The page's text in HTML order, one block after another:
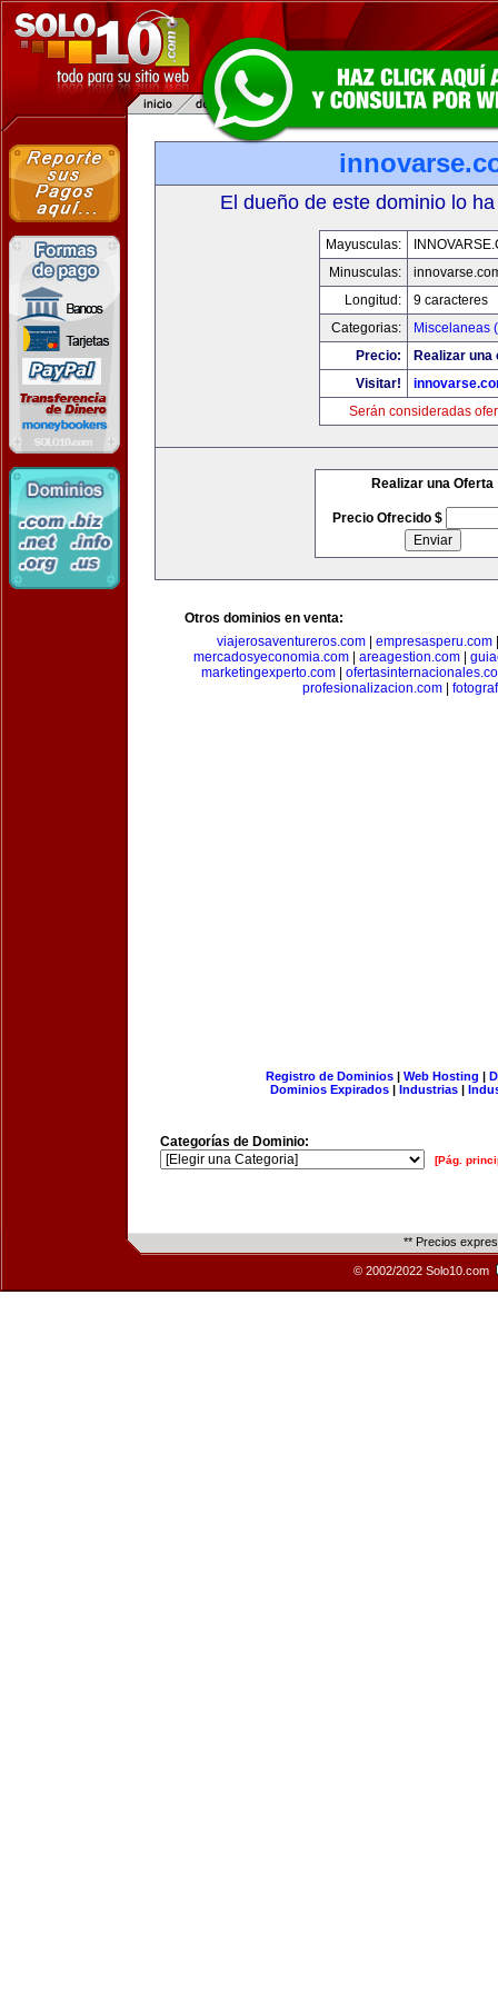
El dueño de este dominio lo
Mayusculas:
Minusculas:
Longitud:
9 caracteres
Categorias:
Miscelaneas
Precio:
Realizar una
Visitar!
Serán consideradas
Realizar una Oferta
Precio Ofrecido $
Otros dominios en venta:
viajerosaventureros.com| empresasperu.com
mercadosyeconomia.com
areagestion.com
marketingexperto.com
profesionalizacion.com|
Registro de Dominios| Web Hosting |
Dominios Expirados | Industrias |
Categorías de Dominio:
[Pág.
** Precios
© 2002/2022 Solo10.com